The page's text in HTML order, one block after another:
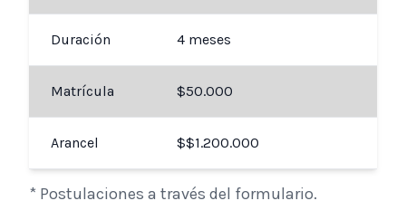
Duración 4 meses
Matrícula $50.000
Arancel $$1.200.000
* Postulaciones a través del formulario.